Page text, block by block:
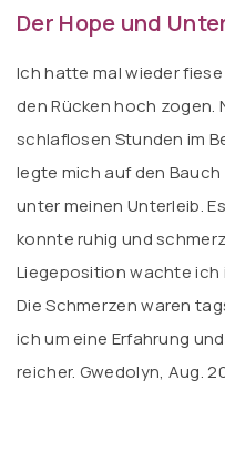
Der Hope und
Ich hatte mal wieder
den Rücken hoch zogen.
schlaflosen Stunden im
legte mich auf den
unter meinen Unterleib.
konnte ruhig und
Liegeposition wachte ich
Die Schmerzen waren
ich um eine Erfahrung
reicher. Gwedolyn, Aug.